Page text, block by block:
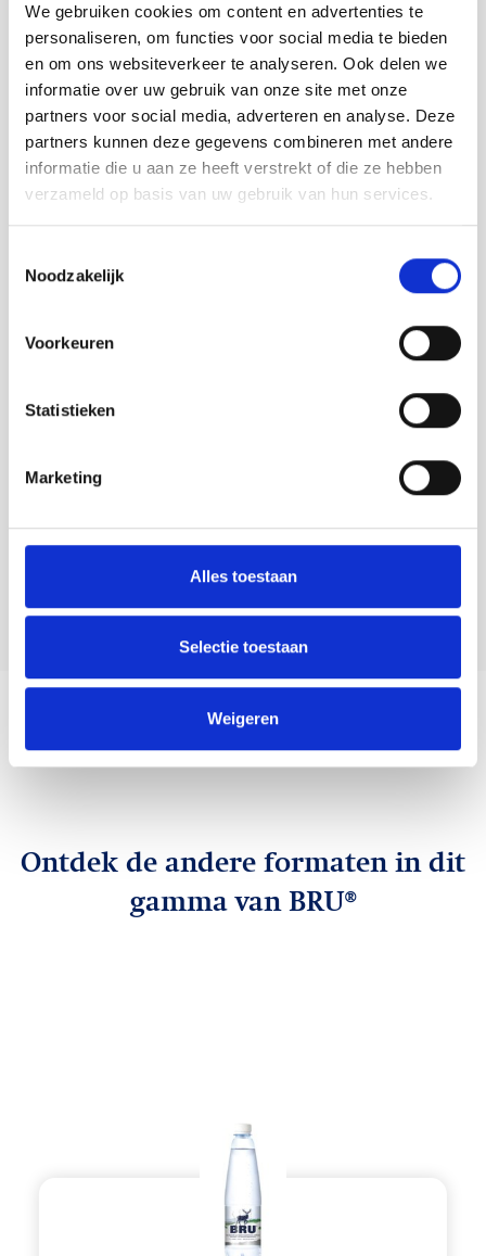
We gebruiken cookies om content en advertenties te
personaliseren, om functies voor social media te bieden
en om ons websiteverkeer te analyseren. Ook delen we
informatie over uw gebruik van onze site met onze
partners voor social media, adverteren en analyse. Deze
partners kunnen deze gegevens combineren met andere
informatie die u aan ze heeft verstrekt of die ze hebben
verzameld op basis van uw gebruik van hun services.
Noodzakelijk
Voorkeuren
Statistieken
Marketing
Alles toestaan
Selectie toestaan
Weigeren
Silicium
19
Droogrest
160
Geschikt voor een natriumarm dieet
calcium en magnesium en het lage
geven het water een zeer neutrale
smaak, ideaal voor bij je gerechten en
Ontdek de andere formaten in dit
gamma van BRU®